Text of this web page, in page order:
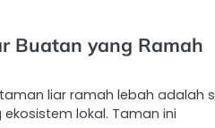
Buatan yang Ramah
liar ramah lebah adalah
lokal. Taman ini